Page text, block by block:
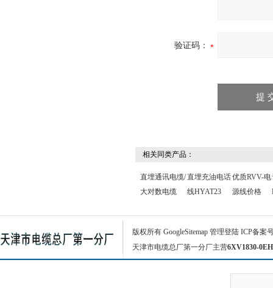
验证码：
相关同类产品：
直埋通讯电缆/
大对数电缆
直埋充油电话
线HYAT23
优质RVV-电
源线价格
版权所有 GoogleSitemap 管理登陆 ICP备案
天津市电缆总厂第一分厂主营6XV1830-